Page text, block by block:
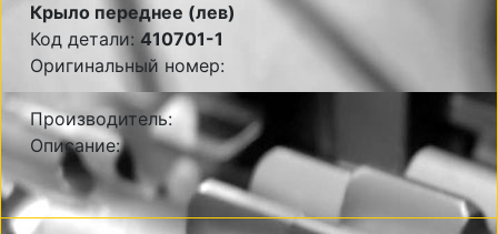
Крыло переднее (лев)
Код детали: 410701-1
Оригинальный номер:
Производитель:
Описание: